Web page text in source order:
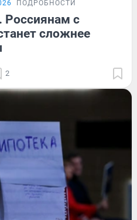
ПОДРОБНОСТИ
Россиянам с
сложнее
2